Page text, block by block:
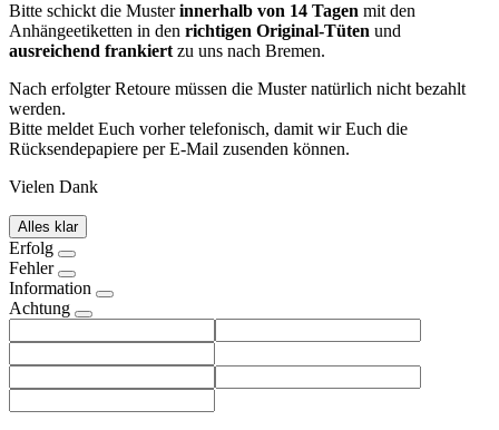
Bitte schickt die Musterinnerhalb von 14 Tagen mit den
Anhängeetiketten in den richtigen Original-Tüten und
ausreichend frankiert zu uns nach Bremen.
Nach erfolgter Retoure müssen die Muster natürlich nicht bezahlt
werden.
Bitte meldet Euch vorher telefonisch, damit wir Euch die
Rücksendepapiere per E-Mail zusenden können.
Vielen Dank
Alles klar
Erfolg
Fehler
Information
Achtung